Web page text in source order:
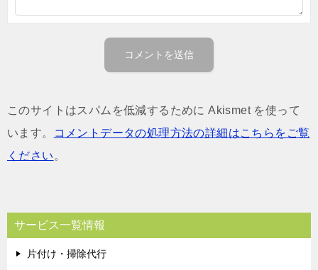
このサイトはスパムを低減するために Akismet を使って
います。
コメントデータの処理方法の詳細はこちらをご覧
ください 。
サービス一覧情報
片付け・掃除代行